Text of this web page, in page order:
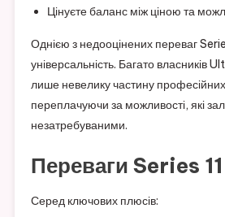
Цінуєте баланс між ціною та
Однією з недооцінених переваг
універсальність. Багато власників
лише невелику частину
переплачуючи за можливості, які
незатребуваними.
Переваги Series 11
Серед ключових плюсів: